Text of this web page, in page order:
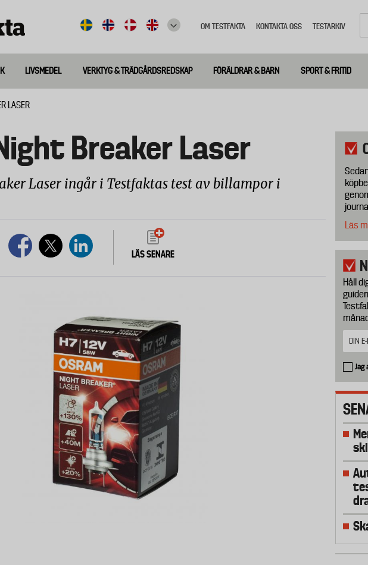
meny
OM TESTFAKTA KONTAKTA OSS TESTARKIV
LIVSMEDEL VERKTYG & TRÄDGÅRDSREDSKAP FÖRÄLDRAR & BARN SPORT & FRITID
LASER
Breaker Laser
Laser ingår i Testfaktas test av billampor i
LÄS SENARE
Läs
Håll
Jag